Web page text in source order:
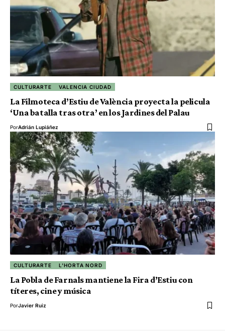
CULTURARTE VALENCIA CIUDAD
La Filmoteca d’Estiu de València proyecta la pelicula
‘Una batalla tras otra’ en los Jardines del Palau
PorAdrián Lupiáñez
CULTURARTE L'HORTA NORD
La Pobla de Farnals mantiene la Fira d’Estiu con
títeres, cine y música
PorJavier Ruiz